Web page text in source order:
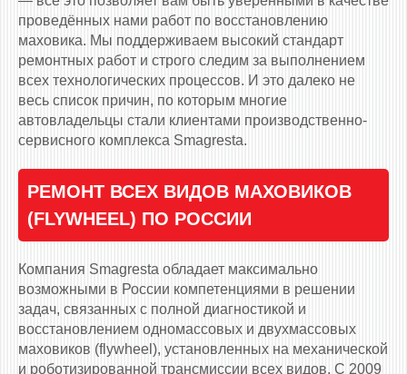
проведённых нами работ по восстановлению
маховика. Мы поддерживаем высокий стандарт
ремонтных работ и строго следим за выполнением
всех технологических процессов. И это далеко не
весь список причин, по которым многие
автовладельцы стали клиентами производственно-
сервисного комплекса Smagresta.
РЕМОНТ ВСЕХ ВИДОВ МАХОВИКОВ
(FLYWHEEL) ПО РОССИИ
Компания Smagresta обладает максимально
возможными в России компетенциями в решении
задач, связанных с полной диагностикой и
восстановлением одномассовых и двухмассовых
маховиков (flywheel), установленных на механической
и роботизированной трансмиссии всех видов. С 2009